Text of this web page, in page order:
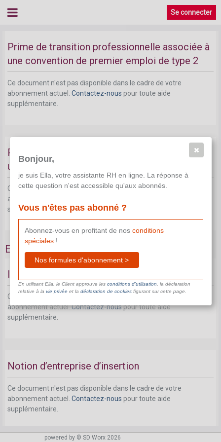
Se connecter
Prime de transition professionnelle associée à
une convention de premier emploi de type 2
Ce document n'est pas disponible dans le cadre de votre
abonnement actuel. Contactez-nous pour toute aide
supplémentaire.
Prime de transition professionnelle associée à
une formation en alternance
Ce document n'est pas disponible dans le cadre de votre
abonnement actuel.
supplémentaire.
Entreprises d’insertion sociale
Introduction
Ce document n'est pas disponible dans le cadre de votre
abonnement actuel.Contactez-nouspour toute aide
supplémentaire.
Notion d’entreprise d’insertion
Ce document n'est pas disponible dans le cadre de votre
abonnement actuel. Contactez-nous pour toute aide
supplémentaire.
powered by © SD Worx 2026
Bonjour,
je suis Ella, votre assistante RH en ligne. La réponse à
cette question n'est accessible qu'aux abonnés.
Vous n'êtes pas abonné ?
Abonnez-vous en profitant de nos conditions
spéciales!
Nos formules d'abonnement >
En utilisant Ella, le Client approuve les conditions d’utilisation , la déclaration
relative à la vie privéeet la déclaration de cookiesfigurant sur cette page.